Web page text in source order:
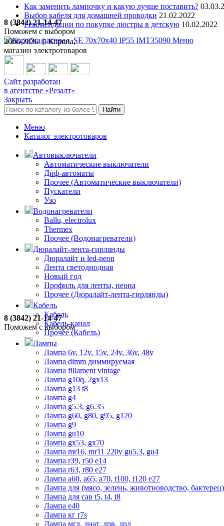
8 (3842) 21-14-47
Поможем с выбором
Меню
8 (3842) 21-14-47
Поможем с выбором
Как заменить лампочку и какую лучше поставить?
Выбор кабеля для домашней проводки 21.02.2022
Рекомендации по покупке люстры в детскую 10.02.2022
2006-2026© Корона,
магазин электротоваров
Сайт разработан
в агентстве «Резалт»
Закрыть
Найти
Меню
Каталог электротоваров
Автовыключатели
Автоматические выключатели
Диф-автоматы
Прочее (Автоматические выключатели)
Пускатели
Узо
Водонагреватели
Ballu, electrolux
Thermex
Прочее (Водонагреватели)
Дюралайт-лента-гирлянды
Дюралайт и led-neon
Лента светодиодная
Новый год
Профиль для ленты, неона
Прочее (Дюралайт-лента-гирлянды)
Кабель
Кабель
Кабель-канал
Прочее (Кабель)
Лампы
Лампа 6v, 12v, 15v, 24v, 36v, 48v
Лампа dimm диммируемая
Лампа fillament vintage
Лампа g10q, 2gx13
Лампа g13 t8
Лампа g4
Лампа g5.3, g6.35
Лампа g60, g80, g95, g120
Лампа g9
Лампа gu10
Лампа gx53, gx70
Лампа mr16, mr11 220v gu5.3, gu4
Лампа r39, r50 е14
Лампа r63, r80 е27
Лампа а60, а65, а70, t100, t120 е27
Лампа для (мясо, зелень, животноводство, бактерец)
Лампа для сав t5, t4, t8
Лампа е40
Лампа кг r7s
Лампа мгл, днат, дрв, дрл